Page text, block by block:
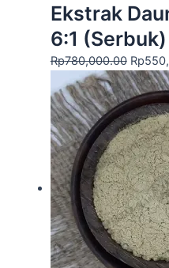
Ekstrak
6:1 (Serbuk)
Rp780,000.00 Rp